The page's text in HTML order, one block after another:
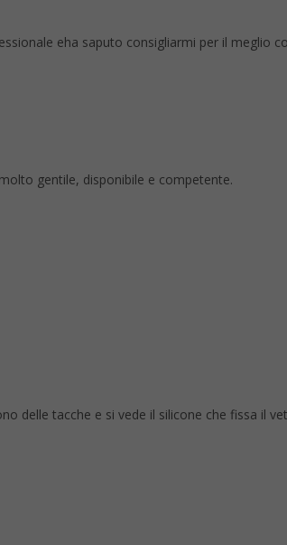
eha saputo consigliarmi per il meglio
gentile, disponibile e competente.
delle tacche e si vede il silicone che fissa il